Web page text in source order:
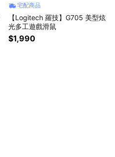
宅配商品
【Logitech 羅技】G705 美型炫
光多工遊戲滑鼠
$1,990